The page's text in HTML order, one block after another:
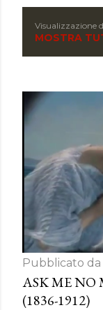
o
s
t
Visualizzazione
MOSTRA
Pubblicato da
ASK ME
(1836-1912)